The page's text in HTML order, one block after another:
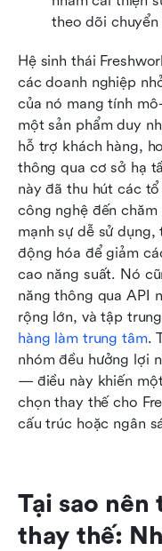
theo dõi
Hệ sinh thái
các doanh nghiệp
của nó mang tính
một sản phẩm duy
hỗ trợ khách hàng,
thông qua cơ sở hạ
này đã thu hút các
công nghệ đến
mạnh sự dễ sử
động hóa để giảm
cao năng suất. Nó
năng thông qua API
rộng lớn, và tập
hàng làm trung tâm.
nhóm đều hưởng lợi
— điều này khiến
chọn thay thế cho
cấu trúc hoặc ngân
Tại sao nên
thay thế: